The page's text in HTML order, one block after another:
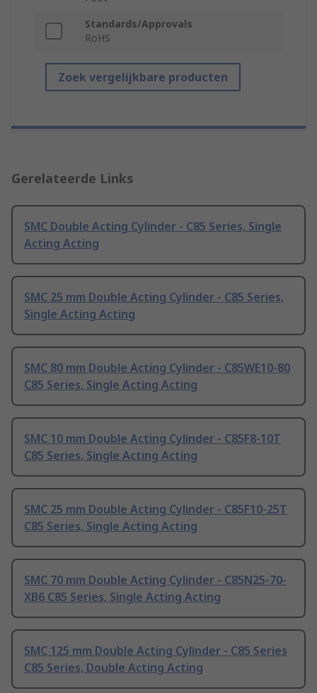
Standards/Approvals
RoHS
Zoek vergelijkbare producten
Gerelateerde Links
SMC Double Acting Cylinder - C85 Series, Single
Acting Acting
SMC 25 mm Double Acting Cylinder - C85 Series,
Single Acting Acting
SMC 80 mm Double Acting Cylinder - C85WE10-80
C85 Series, Single Acting Acting
SMC 10 mm Double Acting Cylinder - C85F8-10T
C85 Series, Single Acting Acting
SMC 25 mm Double Acting Cylinder - C85F10-25T
C85 Series, Single Acting Acting
SMC 70 mm Double Acting Cylinder - C85N25-70-
XB6 C85 Series, Single Acting Acting
SMC 125 mm Double Acting Cylinder - C85 Series
C85 Series, Double Acting Acting